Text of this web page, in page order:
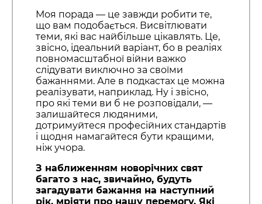
Моя порада — це завжди робити те,
що вам подобається. Висвітлювати
теми, які вас найбільше цікавлять. Це,
звісно, ідеальний варіант, бо в реаліях
повномасштабної війни важко
слідувати виключно за своїми
бажаннями. Але в подкастах це можна
реалізувати, наприклад. Ну і звісно,
про які теми ви б не розповідали, —
залишайтеся людяними,
дотримуйтеся професійних стандартів
і щодня намагайтеся бути кращими,
ніж учора.
З наближенням новорічних свят
багато з нас, звичайно, будуть
загадувати бажання на наступний
рік, мріяти про нашу перемогу. Які